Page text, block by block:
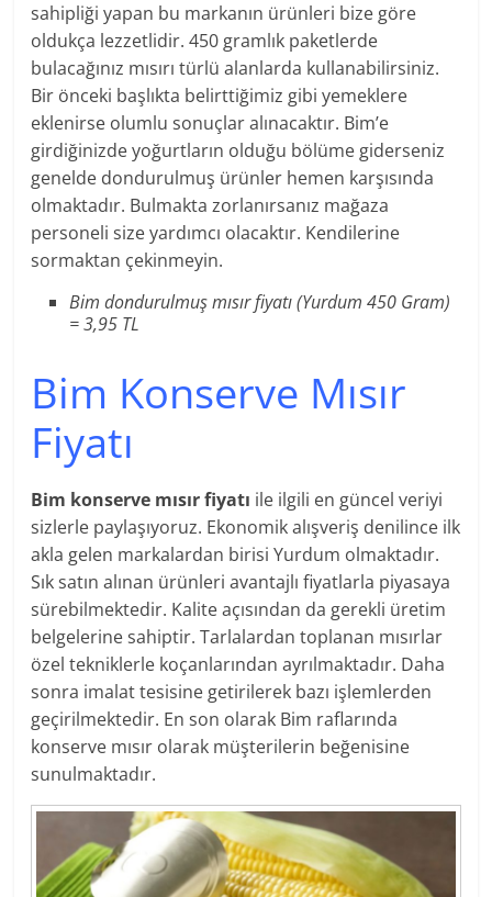
sahipliği yapan bu markanın ürünleri bize göre
oldukça lezzetlidir. 450 gramlık paketlerde
bulacağınız mısırı türlü alanlarda kullanabilirsiniz.
Bir önceki başlıkta belirttiğimiz gibi yemeklere
eklenirse olumlu sonuçlar alınacaktır. Bim’e
girdiğinizde yoğurtların olduğu bölüme giderseniz
genelde dondurulmuş ürünler hemen karşısında
olmaktadır. Bulmakta zorlanırsanız mağaza
personeli size yardımcı olacaktır. Kendilerine
sormaktan çekinmeyin.
Bim dondurulmuş mısır fiyatı (Yurdum 450 Gram)
= 3,95 TL
Bim Konserve Mısır
Fiyatı
Bim konserve mısır fiyatı ile ilgili en güncel veriyi
sizlerle paylaşıyoruz. Ekonomik alışveriş denilince ilk
akla gelen markalardan birisi Yurdum olmaktadır.
Sık satın alınan ürünleri avantajlı fiyatlarla piyasaya
sürebilmektedir. Kalite açısından da gerekli üretim
belgelerine sahiptir. Tarlalardan toplanan mısırlar
özel tekniklerle koçanlarından ayrılmaktadır. Daha
sonra imalat tesisine getirilerek bazı işlemlerden
geçirilmektedir. En son olarak Bim raflarında
konserve mısır olarak müşterilerin beğenisine
sunulmaktadır.